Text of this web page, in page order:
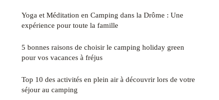
Yoga et Méditation en Camping dans la Drôme : Une
expérience pour toute la famille
5 bonnes raisons de choisir le camping holiday green
pour vos vacances à fréjus
Top 10 des activités en plein air à découvrir lors de votre
séjour au camping